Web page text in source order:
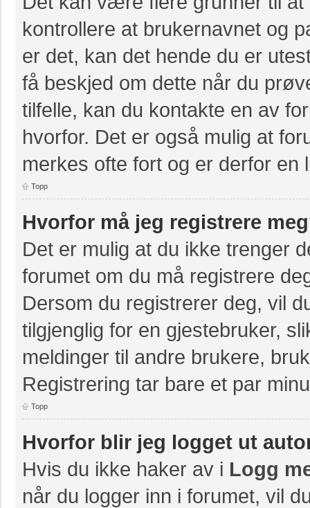
kontrollere at brukernavnet og
er det, kan det hende du er
få beskjed om dette når du
tilfelle, kan du kontakte en av
hvorfor. Det er også mulig at
merkes ofte fort og er derfor en
Topp
Hvorfor må jeg registrere
Det er mulig at du ikke trenger
forumet om du må registrere
Dersom du registrerer deg, vil
tilgjenglig for en gjestebruker,
meldinger til andre brukere,
Registrering tar bare et par
Topp
Hvorfor blir jeg logget ut
Hvis du ikke haker av i Logg
når du logger inn i forumet, vil